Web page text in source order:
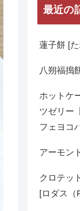
最近の
蓮子餅 [
八朔福搗
ホットケ
ツゼリー
フェヨコ
アーモン
クロテッ
[ロダス（